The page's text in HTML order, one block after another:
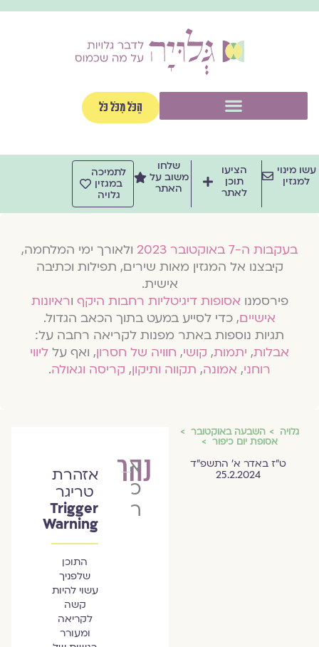
הַכֹּל מִכֹּל כֹּל
מינוי
למגזין
הציעו
תוכן
לאתר
שלחו
משוב על
האתר
לתמיכה
במגזין
גלויה
בעקבות ה-7 באוקטובר 2023
ולאורך ימי המלחמה,
קיבצנו אל המגזין מאות שירים, תפילות וכתיבה
אישית.
פירסמנואסופות דיגיטליות רחבות היקףוראיונות
אישיים, כדי לסייע במעט בתוך הכאב הגדול.
תגיות נוספות באתר מפנות לקריאה רחבה על:
אבלות,יתמות,קושי,חוויה של חסרון, ואף עלליווי
רוחני,אמונה,תקווה ותיקון,קריסה וגאולה.
גלויה השבעה באוקטובר
אסופת יום כיפור
ט״ז באדר א׳ התשפ״ד
25.2.2024
נהר
אורית
כרמל
רפאלי
אזהרת
טריגר
Trigger
Warning
התוכן
שלפניך
עשוי להיות
קשה
לקריאה
ומעורר